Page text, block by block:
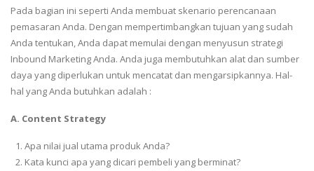
Pada bagian ini seperti Anda membuat skenario perencanaan
pemasaran Anda. Dengan mempertimbangkan tujuan yang sudah
Anda tentukan, Anda dapat memulai dengan menyusun strategi
Inbound Marketing Anda. Anda juga membutuhkan alat dan sumber
daya yang diperlukan untuk mencatat dan mengarsipkannya. Hal-
hal yang Anda butuhkan adalah :
A. Content Strategy
Apa nilai jual utama produk Anda?
Kata kunci apa yang dicari pembeli yang berminat?